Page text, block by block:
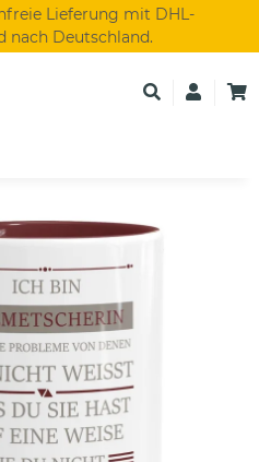
Lieferung mit DHL-
nach Deutschland.